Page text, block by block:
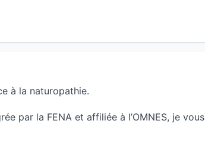
à la naturopathie.
par la FENA et affiliée à l’OMNES, je vous